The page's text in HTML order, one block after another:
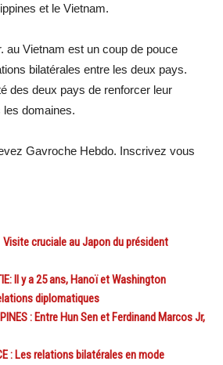
et le Vietnam.
au Vietnam est un coup de pouce
bilatérales entre les deux pays.
des deux pays de renforcer leur
les domaines.
Gavroche Hebdo. Inscrivez vous
Visite cruciale au Japon du président
Il y a 25 ans, Hanoï et Washington
diplomatiques
: Entre Hun Sen et Ferdinand Marcos Jr,
: Les relations bilatérales en mode